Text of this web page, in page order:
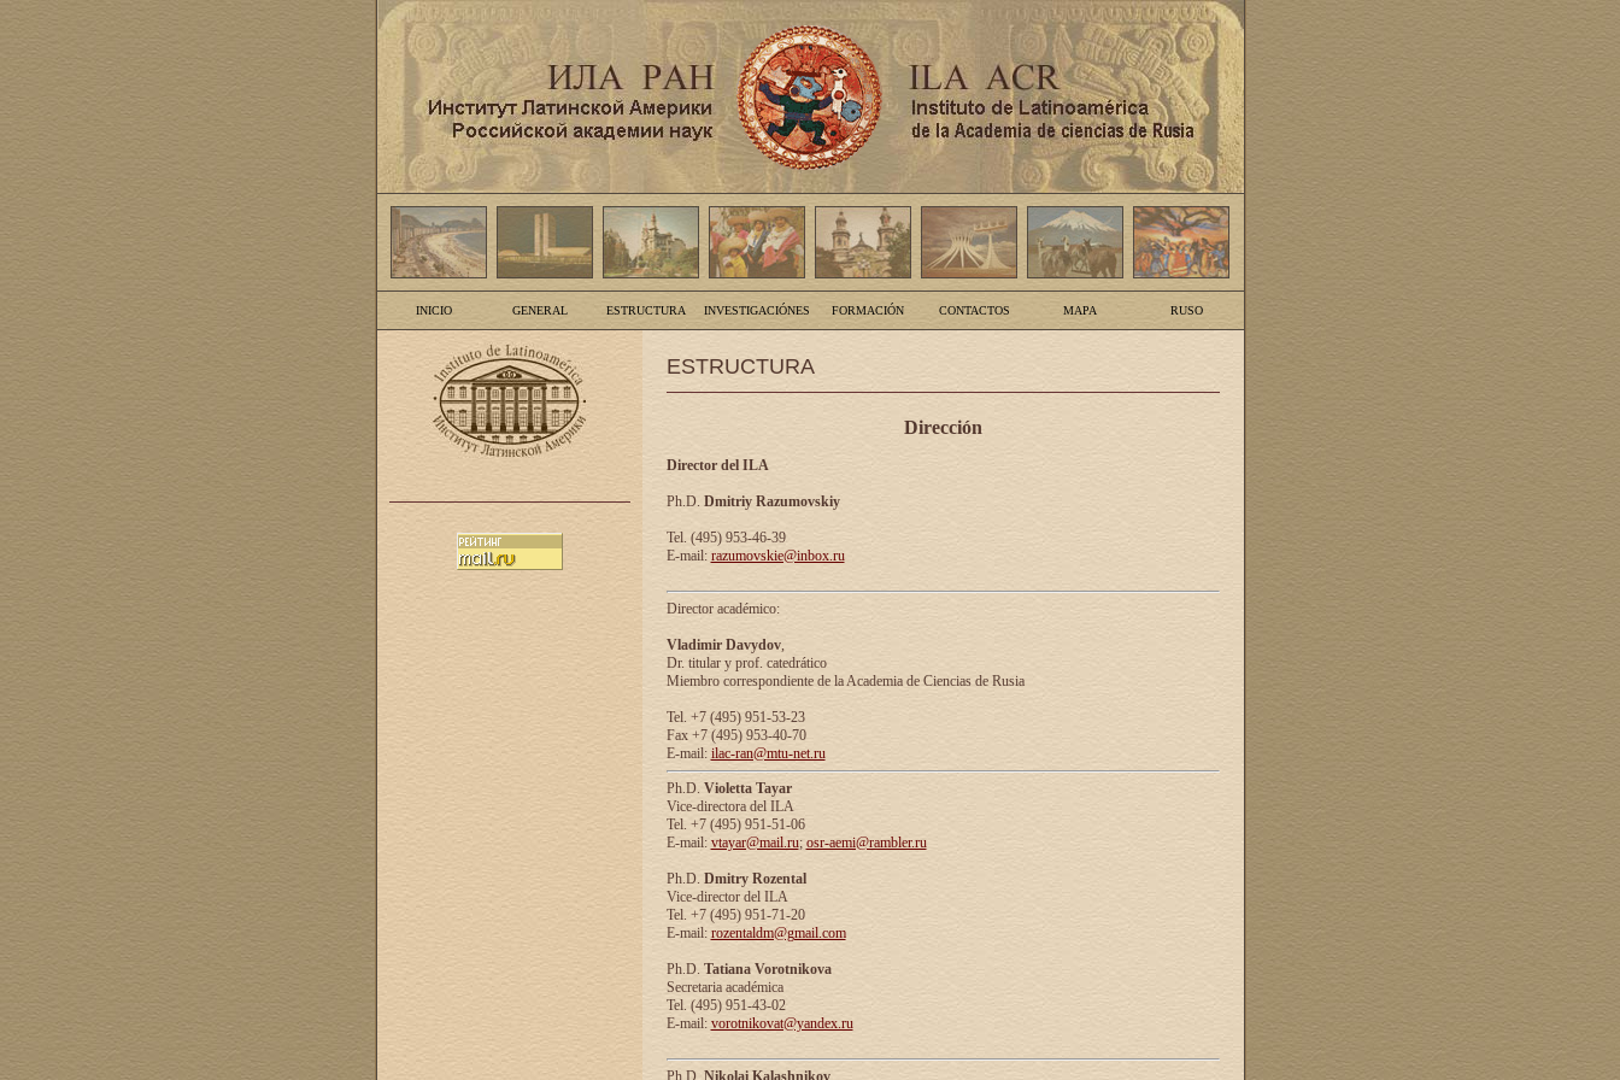
INICIO GENERAL ESTRUCTURA INVESTIGACIÓNES FORMACIÓN CONTACTOS MAPA RUSO
ESTRUCTURA
Dirección
Director del ILA
Ph.D. Dmitriy Razumovskiy
Tel. (495) 953-46-39
E-mail: razumovskie@inbox.ru
Director académico:
Vladimir Davydov,
Dr. titular y prof. catedrático
Miembro correspondiente de la Academia de Ciencias de Rusia
Tel. +7 (495) 951-53-23
Fax +7 (495) 953-40-70
E-mail: ilac-ran@mtu-net.ru
Ph.D. Violetta Tayar
Vice-directora del ILA
Tel. +7 (495) 951-51-06
E-mail: vtayar@mail.ru; osr-aemi@rambler.ru
Ph.D. Dmitry Rozental
Vice-director del ILA
Tel. +7 (495) 951-71-20
E-mail: rozentaldm@gmail.com
Ph.D. Tatiana Vorotnikova
Secretaria académica
Tel. (495) 951-43-02
E-mail: vorotnikovat@yandex.ru
Ph.D. Nikolai Kalashnikov